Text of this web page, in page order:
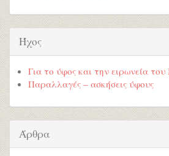
Ήχος
Για το ύφος και την ειρωνεία
Παραλλαγές – ασκήσεις ύφους
Άρθρα